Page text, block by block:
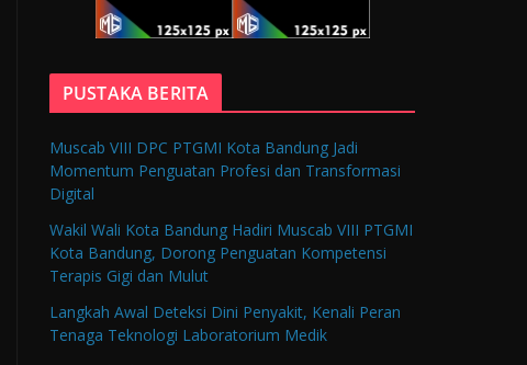
PUSTAKA BERITA
Muscab VIII DPC PTGMI Kota Bandung Jadi
Momentum Penguatan Profesi dan Transformasi
Digital
Wakil Wali Kota Bandung Hadiri Muscab VIII PTGMI
Kota Bandung, Dorong Penguatan Kompetensi
Terapis Gigi dan Mulut
Langkah Awal Deteksi Dini Penyakit, Kenali Peran
Tenaga Teknologi Laboratorium Medik